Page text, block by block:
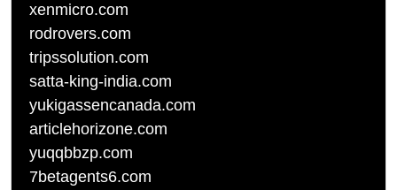
xenmicro.com
rodrovers.com
tripssolution.com
satta-king-india.com
yukigassencanada.com
articlehorizone.com
yuqqbbzp.com
7betagents6.com